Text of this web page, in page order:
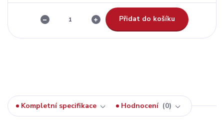
Přidat do košíku
Kompletní specifikace Hodnocení 0